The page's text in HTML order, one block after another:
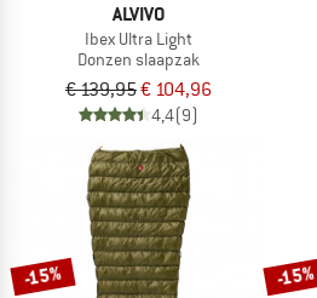
ALVIVO
Ibex Ultra Light
Donzen slaapzak
€ 139,95€ 104,96
4,4(9)
-15% -15%